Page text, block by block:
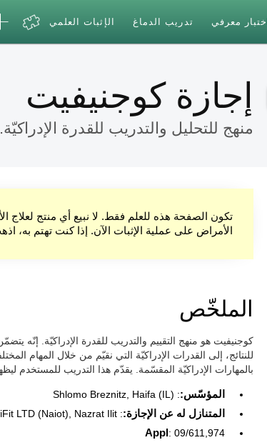
اختبار معرفي تدريب الدماغ الإثبات العلمي
إجازة كوجنيفيت
منهج للتحليل والتدريب للقدرة الإدراكيّة.
تكون الصفحة هذه للعلم فقط. لا نبيع أي منتج لعلاج
الأمراض على عملية الإثبات الآن. إذا كنت تهتم به،
الملخّص
كوجنيفيت هو منهج التقييم والتدريب للقدرة الإدراكيّة. إنّه
للنتائج، إلى القدرات الإدراكيّة التي نقيّم من خلال المهام
بالمهارات الإدراكيّة المقسّمة. يقدّم هذا التدريب للمستخدم
المؤسّس:: Shlomo Breznitz, Haifa (IL)
المتنازل له عن الإجازة:: CogniFit LTD (Naiot), Nazrat Ilit
Appl : 09/611,974